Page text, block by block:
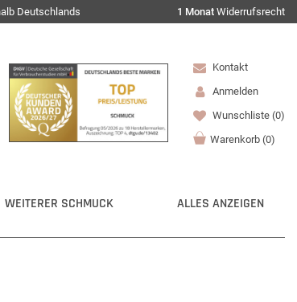
Deutschlands 1 Monat Widerrufsrecht
Kontakt
Anmelden
Wunschliste (0)
Warenkorb (0)
WEITERER SCHMUCK ALLES ANZEIGEN